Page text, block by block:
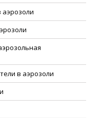
аэрозоли
в аэрозоли